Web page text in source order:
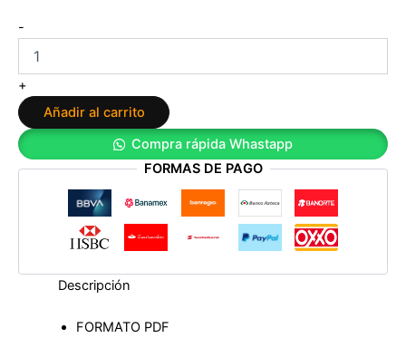
-
tu
viaje.
Medicina
germánica
cantidad
+
Añadir al carrito
Compra rápida Whastapp
FORMAS DE PAGO
Descripción
FORMATO PDF